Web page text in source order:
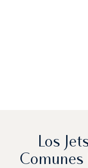
Los
Comunes